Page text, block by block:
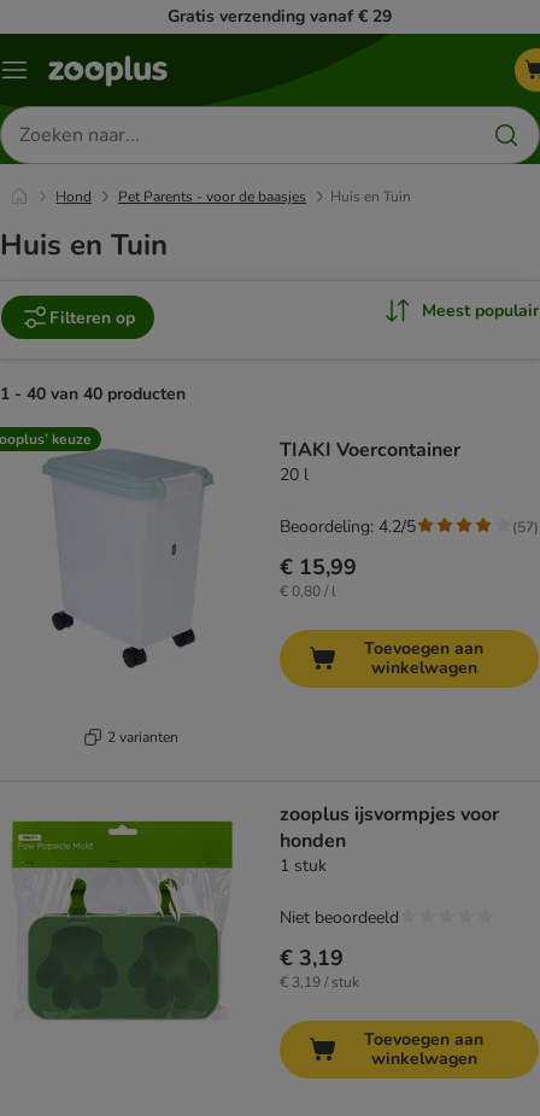
Gratis verzending vanaf € 29
Menu
Zoeken
naar
producten
Hond Pet Parents - voor de baasjes Huis en Tuin
Huis en Tuin
Filteren op Meest populair
1 - 40 van 40 producten
product items have been changed
keuze
2 varianten
TIAKI Voercontainer
20 l
€ 15,99
€ 0,80 / l
Beoordeling: 4.2/5 (57)
Toevoegen aan
winkelwagen
zooplus ijsvormpjes voor
honden
1 stuk
€ 3,19
€ 3,19 / stuk
Niet beoordeeld
Toevoegen aan
winkelwagen